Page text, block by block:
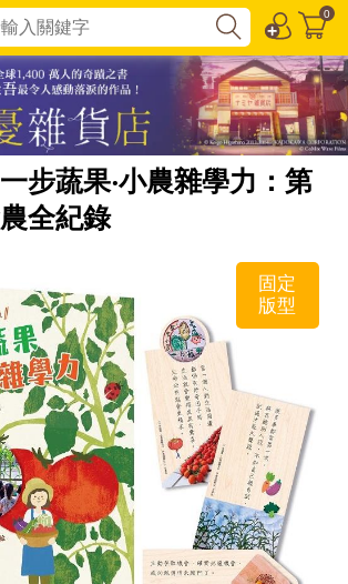
0
一步蔬果‧小農雜學力：第
全紀錄
固定
版型